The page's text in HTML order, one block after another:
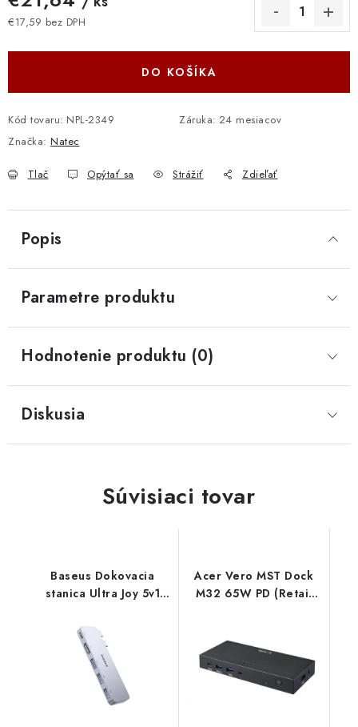
€17,59 bez DPH
DO KOŠÍKA
Kód tovaru: NPL-2349 Záruka: 24 mesiacov
Značka: Natec
Tlač Opýtať sa Strážiť Zdieľať
Popis
Parametre produktu
Hodnotenie produktu (0)
Diskusia
Súvisiaci tovar
Baseus Dokovacia
stanica Ultra Joy 5v1
HDMI) sivá
6932172657727
NoName
Acer Vero MST Dock
M32 65W PD (Retail